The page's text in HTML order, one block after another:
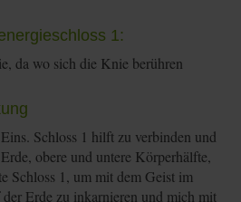
1:
da wo sich die Knie berühren
Schloss 1 hilft zu verbinden und
obere und untere Körperhälfte,
Schloss 1, um mit dem Geist im
Erde zu inkarnieren und mich mit